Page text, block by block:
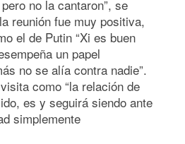
no la cantaron”, se
reunión fue muy positiva,
el de Putin “Xi es buen
un papel
no se alía contra nadie”.
como “la relación de
es y seguirá siendo ante
simplemente